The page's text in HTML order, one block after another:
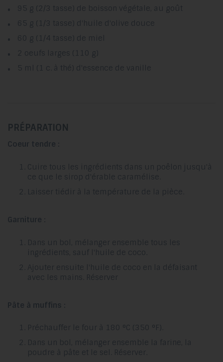
95 g (2/3 tasse) de boisson végétale, au goût
65 g (1/3 tasse) d'huile d'olive douce
60 g (1/4 tasse) de miel
2 oeufs larges (110 g)
5 ml (1 c. à thé) d'essence de vanille
PRÉPARATION
Coeur tendre :
Cuire tous les ingrédients dans un poêlon jusqu'à
ce que le sirop d'érable caramélise.
Laisser tiédir à la température de la pièce.
Garniture :
Dans un bol, mélanger ensemble tous les
ingrédients, sauf l'huile de coco.
Ajouter ensuite l'huile de coco en la défaisant
avec les mains. Réserver
Pâte à muffins :
Préchauffer le four à 180 °C (350 °F).
Dans un bol, mélanger ensemble la farine, la
poudre à pâte et le sel. Réserver.